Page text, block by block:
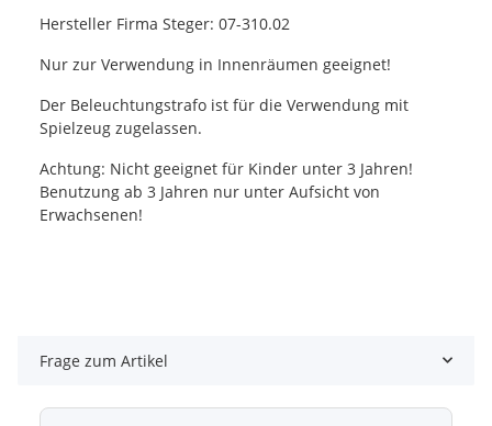
Hersteller Firma Steger: 07-310.02
Nur zur Verwendung in Innenräumen geeignet!
Der Beleuchtungstrafo ist für die Verwendung mit
Spielzeug zugelassen.
Achtung: Nicht geeignet für Kinder unter 3 Jahren!
Benutzung ab 3 Jahren nur unter Aufsicht von
Erwachsenen!
Frage zum Artikel